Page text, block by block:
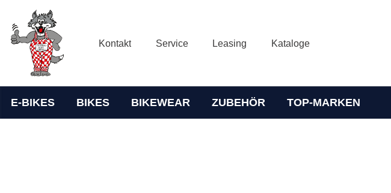
Kontakt Service Leasing Kataloge
E-BIKES BIKES BIKEWEAR ZUBEHÖR TOP-MARKEN